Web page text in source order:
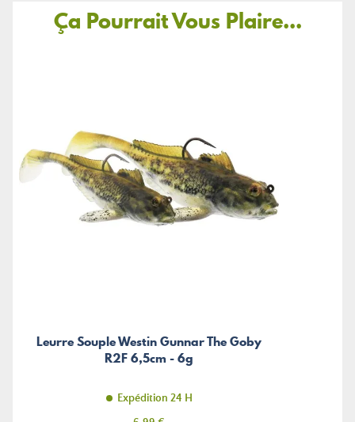
Ça Pourrait Vous Plaire...
Leurre Souple Westin Gunnar The Goby
R2F 6,5cm - 6g
Expédition 24 H